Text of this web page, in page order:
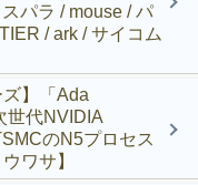
パラ / mouse / パ
/ ark / サイコム
ズ】「Ada
世代NVIDIA
のN5プロセス
ワサ】